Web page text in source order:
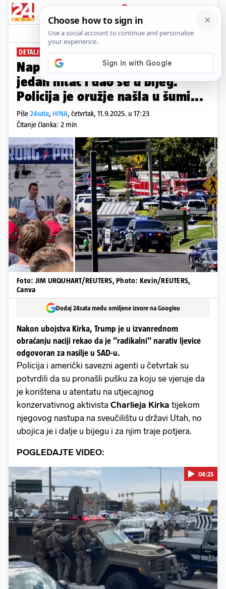
PRIJAVA
News Komentari
DETALJI UBOJSTVA
Napadač je na Kirka ispalio
jedan hitac i dao se u bijeg.
Policija je oružje našla u šumi...
Piše24sata, HINA, četvrtak, 11.9.2025. u 17:23
Čitanje članka: 2 min
Foto: JIM URQUHART/REUTERS, Photo: Kevin/REUTERS,
Canva
Dodaj 24sata među omiljene izvore na Googleu
Nakon ubojstva Kirka, Trump je u izvanrednom
obraćanju naciji rekao da je ''radikalni'' narativ ljevice
odgovoran za nasilje u SAD-u.
Policija i američki savezni agenti u četvrtak su
potvrdili da su pronašli pušku za koju se vjeruje da
je korištena u atentatu na utjecajnog
konzervativnog aktivista Charlieja Kirka tijekom
njegovog nastupa na sveučilištu u državi Utah, no
ubojica je i dalje u bijegu i za njim traje potjera.
POGLEDAJTE VIDEO:
Pokretanje videa...
04:25